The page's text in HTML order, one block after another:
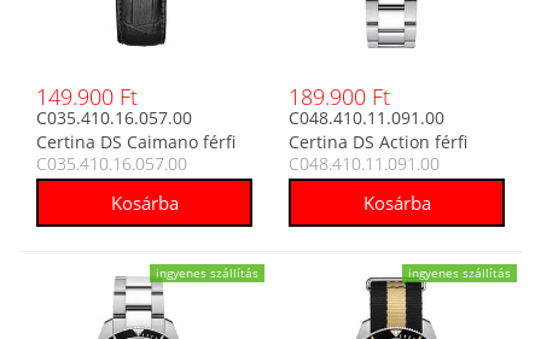
149.900 Ft
C035.410.16.057.00
Certina DS Caimano férfi
analóg karóra
C035.410.16.057.00
189.900 Ft
C048.410.11.091.00
Certina DS Action férfi
analóg karóra
C048.410.11.091.00
ingyenes szállítás ingyenes szállítás